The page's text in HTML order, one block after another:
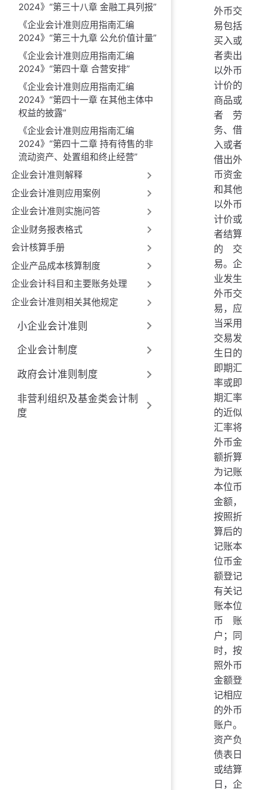
2024》“第三十八章 金融工具列报”
《企业会计准则应用指南汇编
2024》“第三十九章 公允价值计量”
《企业会计准则应用指南汇编
2024》“第四十章 合营安排”
《企业会计准则应用指南汇编
2024》“第四十一章 在其他主体中
权益的披露”
《企业会计准则应用指南汇编
2024》“第四十二章 持有待售的非
流动资产、处置组和终止经营”
企业会计准则解释
企业会计准则应用案例
企业会计准则实施问答
企业财务报表格式
会计核算手册
企业产品成本核算制度
企业会计科目和主要账务处理
企业会计准则相关其他规定
小企业会计准则
企业会计制度
政府会计准则制度
非营利组织及基金类会计制
度
外币交
易包括
买入或
者卖出
以外币
计价的
商品或
者劳
务、借
入或者
借出外
币资金
和其他
以外币
计价或
者结算
的交
易。企
业发生
外币交
易，应
当采用
交易发
生日的
即期汇
率或即
期汇率
的近似
汇率将
外币金
额折算
为记账
本位币
金额，
按照折
算后的
记账本
位币金
额登记
有关记
账本位
币账
户；同
时，按
照外币
金额登
记相应
的外币
账户。
资产负
债表日
或结算
日，企